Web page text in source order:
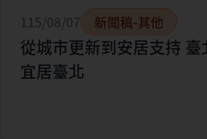
115/08/07 新聞稿-其他
從城市更新到安居支持
宜居臺北